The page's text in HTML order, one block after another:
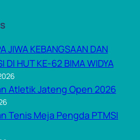
JIWA KEBANGSAAN DAN
DI HUT KE-62 BIMA WIDYA
Atletik Jateng Open 2026
Tenis Meja Pengda PTMSI